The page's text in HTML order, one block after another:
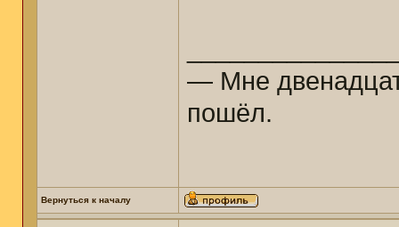
— Мне
пошёл.
Вернуться к началу